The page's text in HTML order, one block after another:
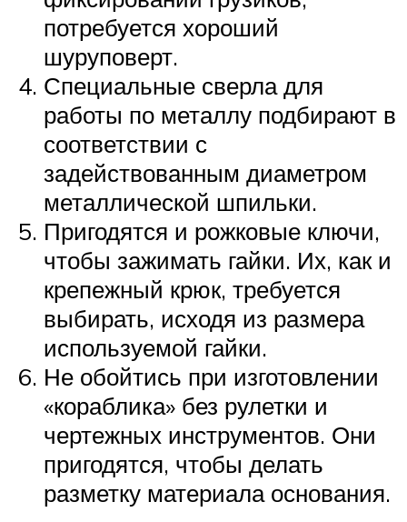
потребуется хороший
шуруповерт.
Специальные сверла для
работы по металлу подбирают в
соответствии с
задействованным диаметром
металлической шпильки.
Пригодятся и рожковые ключи,
чтобы зажимать гайки. Их, как и
крепежный крюк, требуется
выбирать, исходя из размера
используемой гайки.
Не обойтись при изготовлении
«кораблика» без рулетки и
чертежных инструментов. Они
пригодятся, чтобы делать
разметку материала основания.